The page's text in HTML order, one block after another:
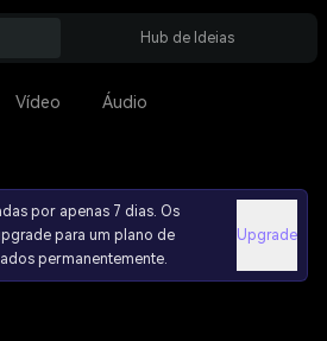
Hub de Ideias
Vídeo Áudio
por apenas 7 dias. Os
para um plano de
permanentemente.
Upgrade